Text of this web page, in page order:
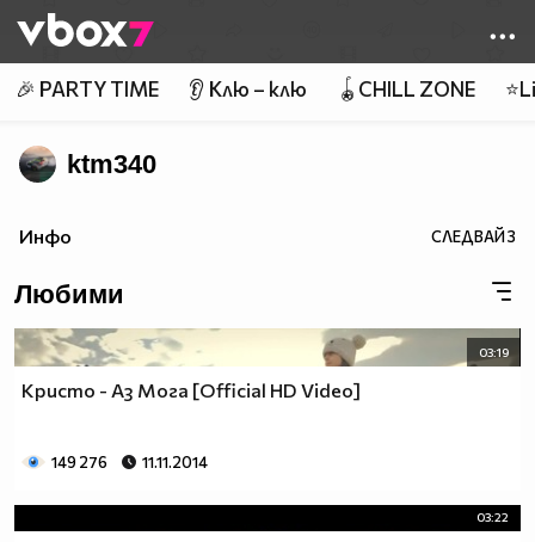
👾
🎉 PARTY TIME 👂 Клю – клю 🪀CHILL ZONE
ktm340
Инфо СЛЕДВАЙ3
Любими
03:19
Кристо - Аз Мога [Official HD Video]
149 276 11.11.2014
03:22